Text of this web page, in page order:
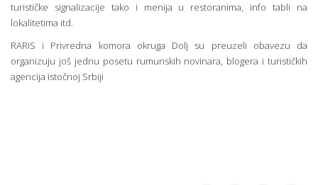
turističke signalizacije tako i menija u restoranima, info tabli na
lokalitetima itd.
RARIS i Privredna komora okruga Dolj su preuzeli obavezu da
organizuju još jednu posetu rumunskih novinara, blogera i turističkih
agencija istočnoj Srbiji